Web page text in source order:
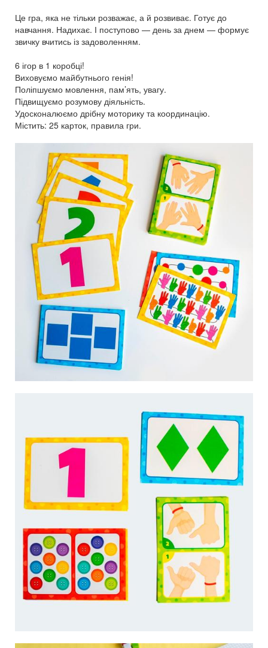
Це гра, яка не тільки розважає, а й розвиває. Готує до
навчання. Надихає. І поступово — день за днем — формує
звичку вчитись із задоволенням.
6 ігор в 1 коробці!
Виховуємо майбутнього генія!
Поліпшуємо мовлення, пам’ять, увагу.
Підвищуємо розумову діяльність.
Удосконалюємо дрібну моторику та координацію.
Містить: 25 карток, правила гри.